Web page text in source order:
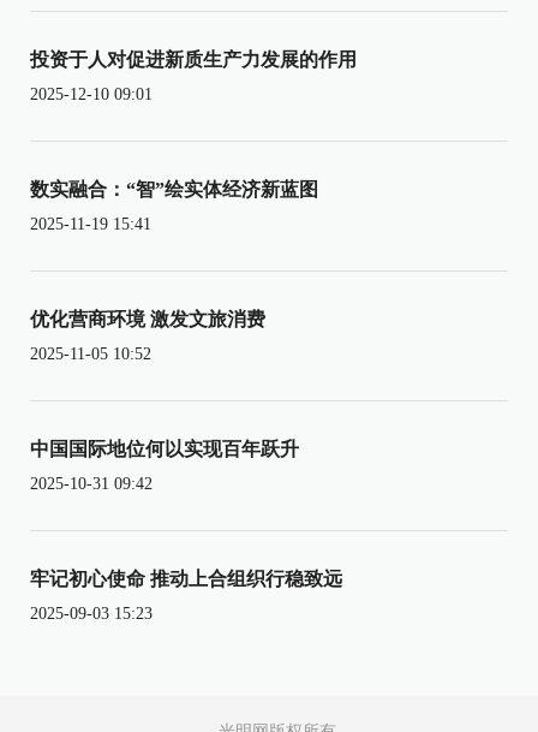
投资于人对促进新质生产力发展的作用
2025-12-10 09:01
数实融合：“智”绘实体经济新蓝图
2025-11-19 15:41
优化营商环境 激发文旅消费
2025-11-05 10:52
中国国际地位何以实现百年跃升
2025-10-31 09:42
牢记初心使命 推动上合组织行稳致远
2025-09-03 15:23